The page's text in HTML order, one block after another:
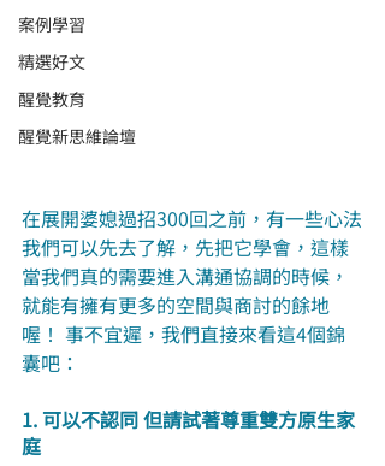
案例學習
精選好文
醒覺教育
醒覺新思維論壇
在展開婆媳過招300回之前，有一些心法
我們可以先去了解，先把它學會，這樣
當我們真的需要進入溝通協調的時候，
就能有擁有更多的空間與商討的餘地
喔！ 事不宜遲，我們直接來看這4個錦
囊吧：
1. 可以不認同 但請試著尊重雙方原生家
庭